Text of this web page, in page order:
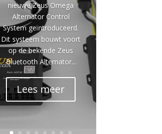
nieuwe Zeus Omega
Alternator Control
System geïntroduceerd.
Dit systeem bouwt voort
op de bekende Zeus
Bluetooth Alternator...
Lees meer